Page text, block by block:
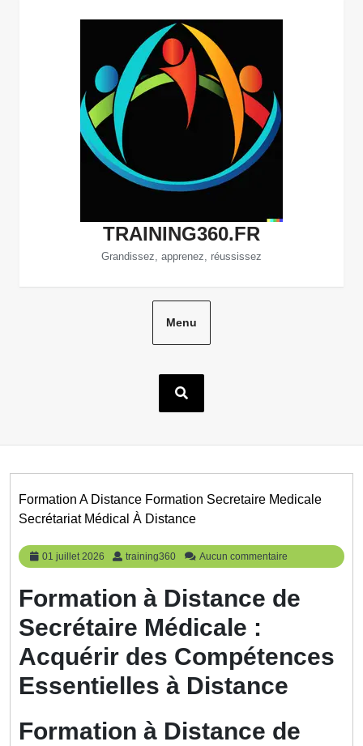
TRAINING360.FR
Grandissez, apprenez, réussissez
Menu
Formation A Distance Formation Secretaire Medicale
Secrétariat Médical À Distance
01 juillet 2026
01
juillet
training360 training360
Aucun commentaire
Formation à Distance de
Secrétaire Médicale :
Acquérir des Compétences
Essentielles à Distance
Formation à Distance de